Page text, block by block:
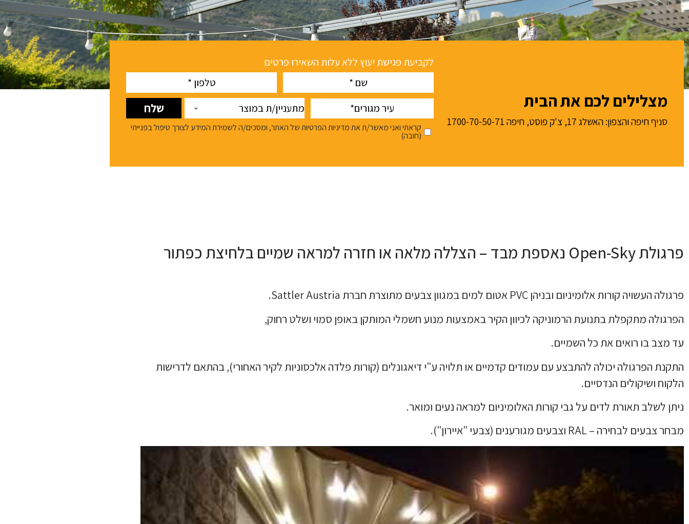
מצלילים לכם את הבית
סניף חיפה והצפון: האשלג 17, צ'ק פוסט, חיפה 1700-70-50-71
לקביעת פגישת יעוץ ללא עלות השאירו פרטים
Name
phone
עיר מתעניין/ת
במוצר
קראתי ואני מאשר/ת את מדיניות הפרטיות של האתר, ומסכים/ה לשמירת המידע לצורך טיפול בפנייתי
(חובה)
פרגולת Open-Sky נאספת מבד – הצללה מלאה או חזרה למראה שמיים בלחיצת כפתור
פרגולה העשויה קורות אלומיניום ובניהן PVC אטום למים במגוון צבעים מתוצרת חברת Sattler Austria.
הפרגולה מתקפלת בתנועת הרמוניקה לכיוון הקיר באמצעות מנוע חשמלי המותקן באופן סמוי ושלט רחוק,
עד מצב בו רואים את כל השמיים.
התקנת הפרגולה יכולה להתבצע עם עמודים קדמיים או תלויה ע"י דיאגונלים (קורות פלדה אלכסוניות לקיר האחורי), בהתאם לדרישות
הלקוח ושיקולים הנדסיים.
ניתן לשלב תאורת לדים על גבי קורות האלומיניום למראה נעים ומואר.
מבחר צבעים לבחירה – RAL וצבעים מגורענים (צבעי "איירון").